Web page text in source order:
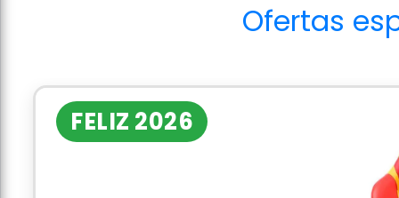
Ofertas
FELIZ 2026